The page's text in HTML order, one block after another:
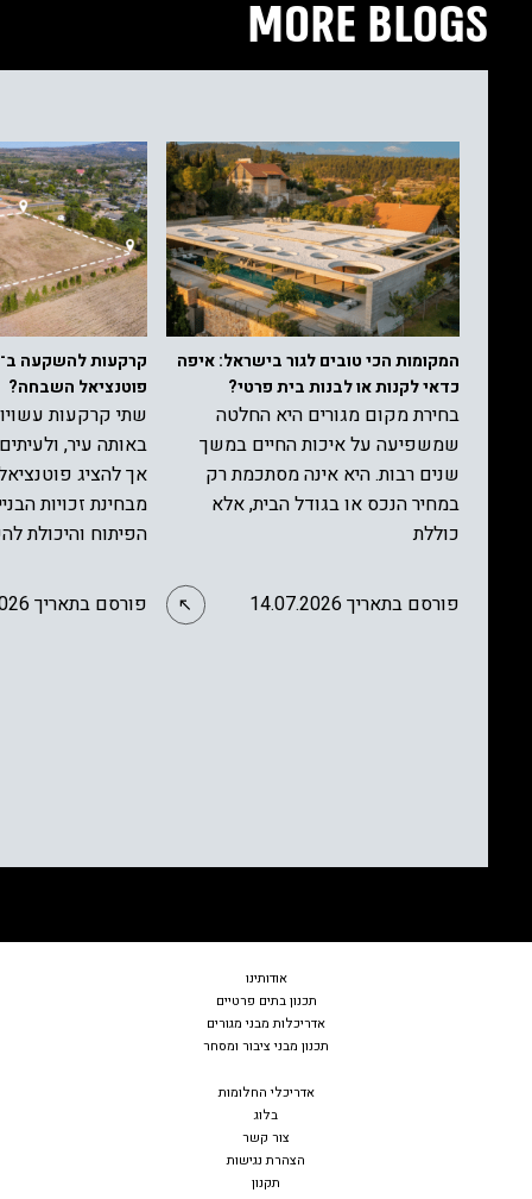
MORE BLOGS
המקומות הכי טובים לגור בישראל: איפה
כדאי לקנות או לבנות בית פרטי?
בחירת מקום מגורים היא החלטה
שמשפיעה על איכות החיים במשך
שנים רבות. היא אינה מסתכמת רק
במחיר הנכס או בגודל הבית, אלא
כוללת
פורסם בתאריך 14.07.2026
פוטנציאל השבחה?
שתי קרקעות
באותה עיר,
אך להציג
מבחינת זכויות
הפיתוח והיכולת
פורסם בתאריך 30.06.2026
אודותינו
תכנון בתים פרטיים
אדריכלות מבני מגורים
תכנון מבני ציבור ומסחר
אדריכלי החלומות
בלוג
צור קשר
הצהרת נגישות
תקנון